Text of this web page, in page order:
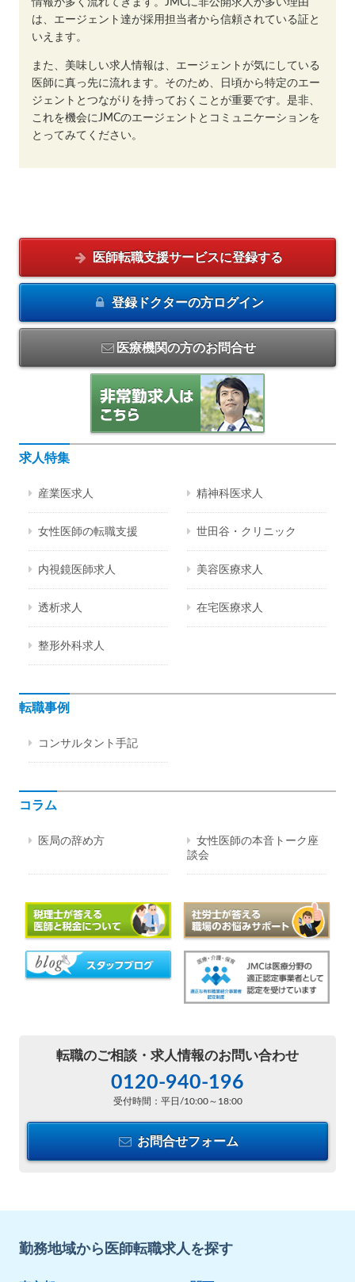
は、エージェント達が採用担当者から信頼されている証と
いえます。
また、美味しい求人情報は、エージェントが気にしている
医師に真っ先に流れます。そのため、日頃から特定のエー
ジェントとつながりを持っておくことが重要です。是非、
これを機会にJMCのエージェントとコミュニケーションを
とってみてください。
医師転職支援サービスに登録する
登録ドクターの方ログイン
医療機関の方のお問合せ
求人特集
産業医求人 精神科医求人
女性医師の転職支援 世田谷・クリニック
内視鏡医師求人 美容医療求人
透析求人 在宅医療求人
整形外科求人
転職事例
コンサルタント手記
コラム
医局の辞め方
女性医師の本音トーク座
談会
転職のご相談・ 求人情報のお問い合わせ
0120-940-196
受付時間：平日/10:00～18:00
お問合せフォーム
勤務地域から医師転職求人を探す